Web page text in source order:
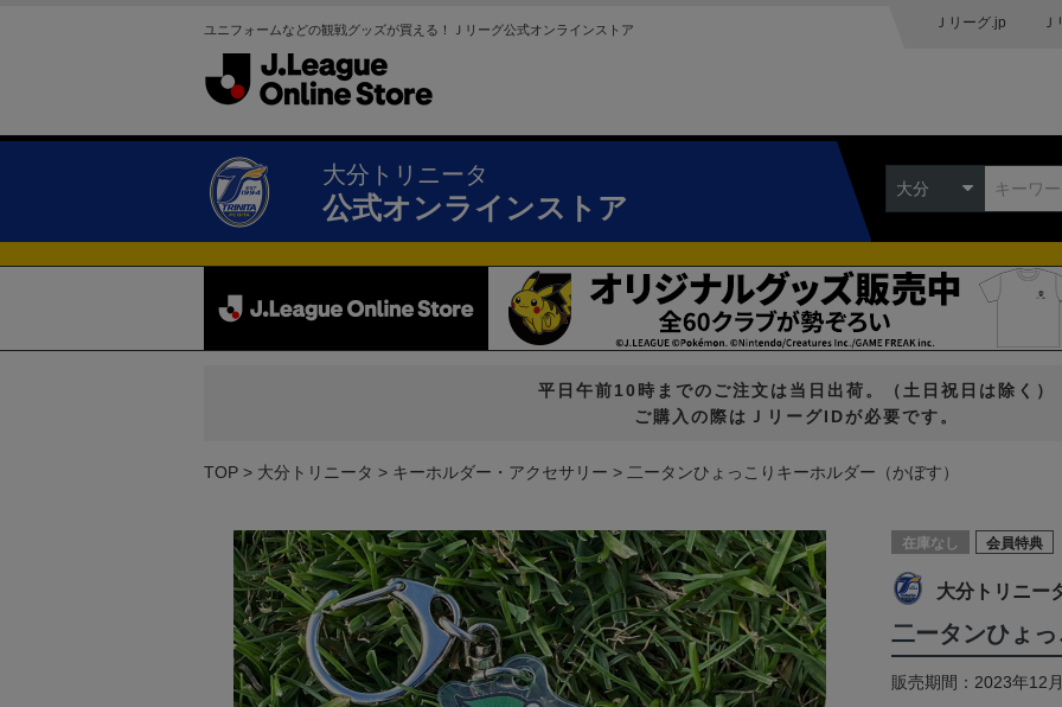
ユニフォームなどの観戦グッズが買える！Ｊリーグ公式オンラインストア Ｊリーグ.jp
大分トリニータ
公式オンラインストア
大分
平日午前10時までのご注文は当日出荷。（土日祝日は除く）
ご購入の際はＪリーグIDが必要です。
TOP 大分トリニータ キーホルダー・アクセサリー 二ータンひょっこりキーホルダー（かぼす）
在庫なし 会員特典
大分トリニー
二ータンひょ
販売期間：2023年12